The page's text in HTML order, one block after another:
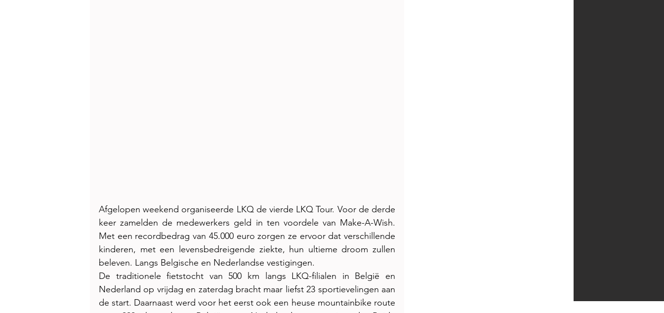
Afgelopen weekend organiseerde LKQ de vierde LKQ Tour. Voor de derde
keer zamelden de medewerkers geld in ten voordele van Make-A-Wish.
Met een recordbedrag van 45.000 euro zorgen ze ervoor dat verschillende
kinderen, met een levensbedreigende ziekte, hun ultieme droom zullen
beleven. Langs Belgische en Nederlandse vestigingen.
De traditionele fietstocht van 500 km langs LKQ-filialen in België en
Nederland op vrijdag en zaterdag bracht maar liefst 23 sportievelingen aan
de start. Daarnaast werd voor het eerst ook een heuse mountainbike route